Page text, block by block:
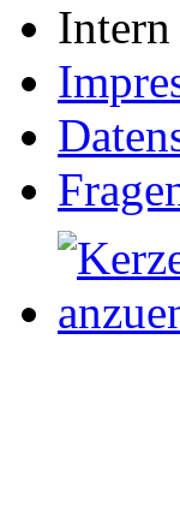
Intern